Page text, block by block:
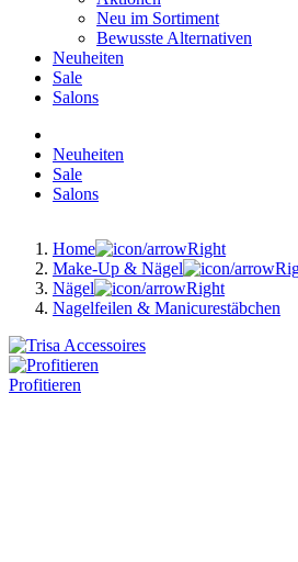
Neu im Sortiment
Bewusste Alternativen
Neuheiten
Sale
Salons
Neuheiten
Sale
Salons
Home
Make-Up & Nägel
Nägel
Nagelfeilen & Manicurestäbchen
Profitieren